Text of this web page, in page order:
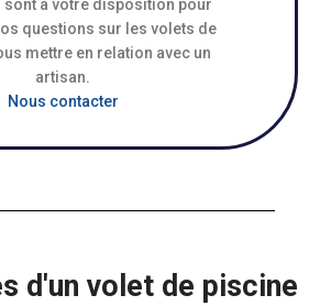
sont à votre disposition pour
questions sur les volets de
mettre en relation avec un
artisan.
Nous contacter
d'un volet de piscine